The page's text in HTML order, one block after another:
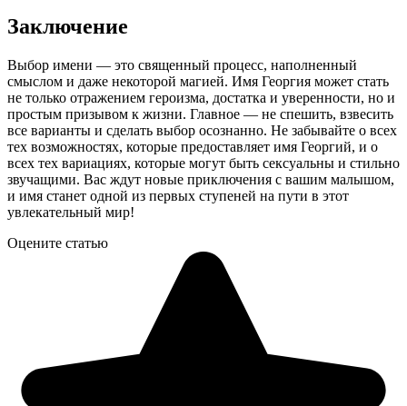
Заключение
Выбор имени — это священный процесс, наполненный
смыслом и даже некоторой магией. Имя Георгия может стать
не только отражением героизма, достатка и уверенности, но и
простым призывом к жизни. Главное — не спешить, взвесить
все варианты и сделать выбор осознанно. Не забывайте о всех
тех возможностях, которые предоставляет имя Георгий, и о
всех тех вариациях, которые могут быть сексуальны и стильно
звучащими. Вас ждут новые приключения с вашим малышом,
и имя станет одной из первых ступеней на пути в этот
увлекательный мир!
Оцените статью